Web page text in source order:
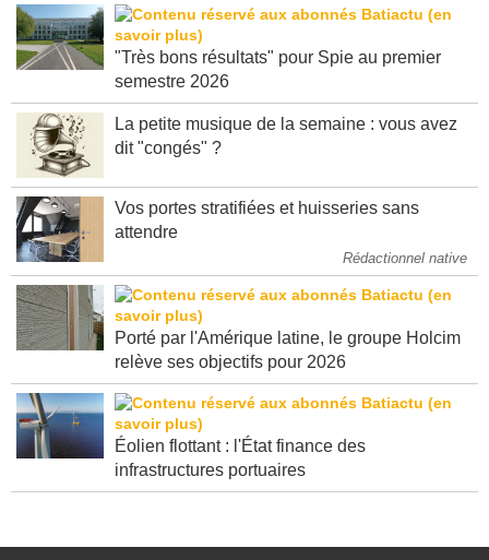
"Très bons résultats" pour Spie au premier
La petite musique de la semaine : vous avez
Vos portes stratifiées et huisseries sans
Rédactionnel native
Porté par l'Amérique latine, le groupe Holcim
Éolien flottant : l'État finance des